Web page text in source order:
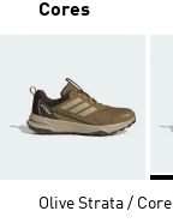
Cores
Olive Strata /